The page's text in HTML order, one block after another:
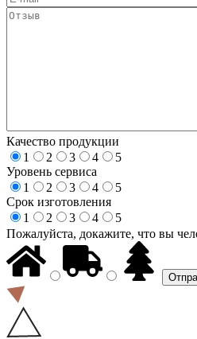
Качество продукции
1
2 3 4
5
Уровень сервиса
1
2 3 4
5
Срок изготовления
1
2 3 4
5
Пожалуйста, докажите, что вы